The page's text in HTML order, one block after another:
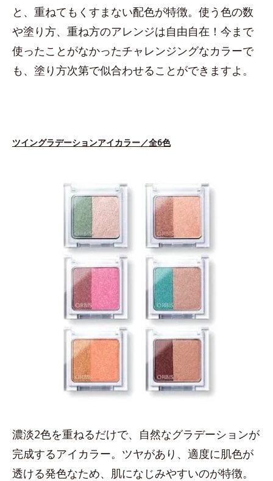
と、重ねてもくすまない配色が特徴。使う色の数
や塗り方、重ね方のアレンジは自由自在！今まで
使ったことがなかったチャレンジングなカラーで
も、塗り方次第で似合わせることができますよ。
ツイングラデーションアイカラー／全6色
濃淡2色を重ねるだけで、自然なグラデーションが
完成するアイカラー。ツヤがあり、適度に肌色が
透ける発色なため、肌になじみやすいのが特徴。